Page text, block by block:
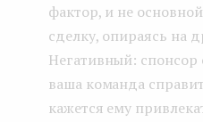
фактор, и не
сделку, опираясь на
Негативный: спонсор
ваша команда
кажется ему